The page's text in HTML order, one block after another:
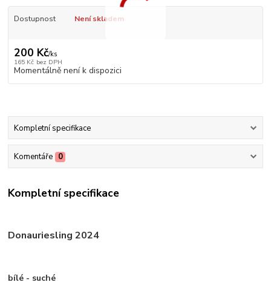
Dostupnost Není skladem
200 Kč/ks
165 Kč bez DPH
Momentálně není k dispozici
Kompletní specifikace
Komentáře 0
Kompletní specifikace
Donauriesling 2024
bílé - suché